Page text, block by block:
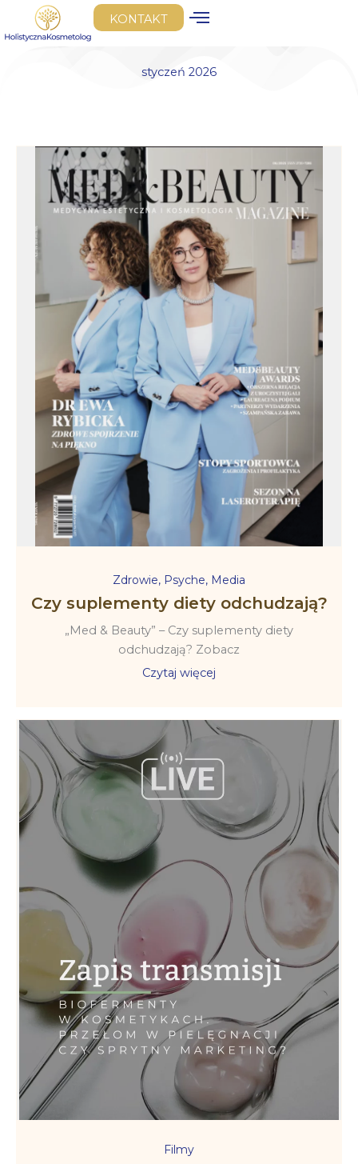
Przejdź
KONTAKT
styczeń 2026
Zdrowie, Psyche, Media
Czy suplementy diety odchudzają?
„Med & Beauty” – Czy suplementy diety
odchudzają? Zobacz
Czytaj więcej
Filmy